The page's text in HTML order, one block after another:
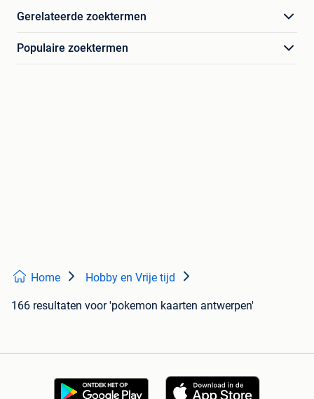
Gerelateerde zoektermen
Populaire zoektermen
Home Hobby en Vrije tijd
166 resultaten voor 'pokemon kaarten antwerpen'